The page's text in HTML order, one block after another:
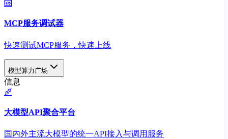
MCP服务调试器
快速测试MCP服务，快速上线
模型算力广场
信息
大模型API聚合平台
国内外主流大模型的统一API接入与调用服务